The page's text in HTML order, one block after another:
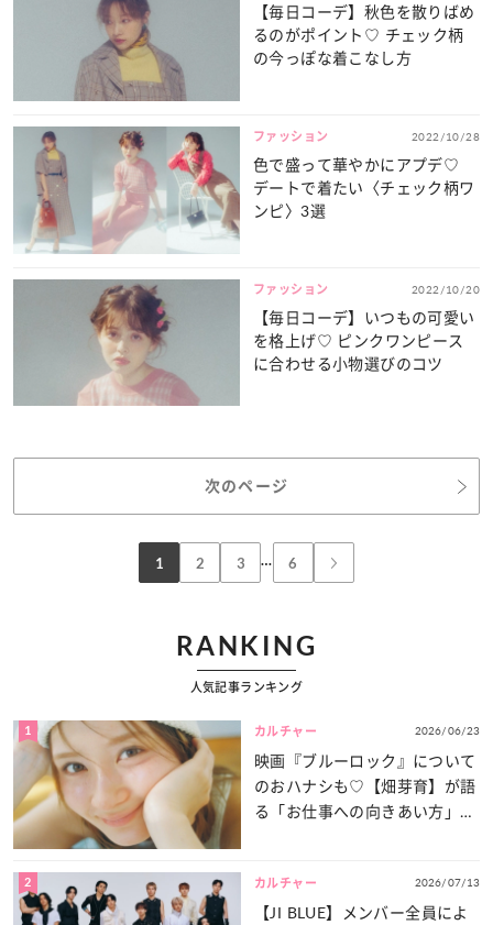
【毎日コーデ】秋色を散りばめ
るのがポイント♡ チェック柄
の今っぽな着こなし方
ファッション 2022/10/28
色で盛って華やかにアプデ♡
デートで着たい〈チェック柄ワ
ンピ〉3選
ファッション 2022/10/20
【毎日コーデ】いつもの可愛い
を格上げ♡ ピンクワンピース
に合わせる小物選びのコツ
次のページ
1 2 3 … 6
RANKING
人気記事ランキング
1 カルチャー 2026/06/23
映画『ブルーロック』について
のおハナシも♡【畑芽育】が語
る「お仕事への向きあい方」と
2 カルチャー 2026/07/13
【JI BLUE】メンバー全員によ